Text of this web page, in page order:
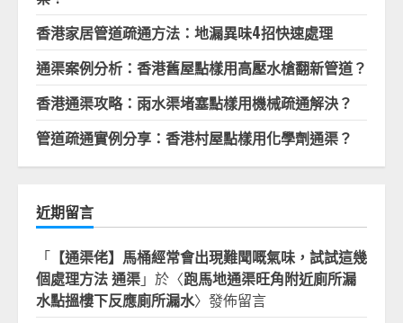
香港家居管道疏通方法：地漏異味4招快速處理
通渠案例分析：香港舊屋點樣用高壓水槍翻新管道？
香港通渠攻略：雨水渠堵塞點樣用機械疏通解決？
管道疏通實例分享：香港村屋點樣用化學劑通渠？
近期留言
「 【通渠佬】馬桶經常會出現難聞嘅氣味，試試這幾
個處理方法 通渠」於〈跑馬地通渠旺角附近廁所漏
水點搵樓下反應廁所漏水〉發佈留言